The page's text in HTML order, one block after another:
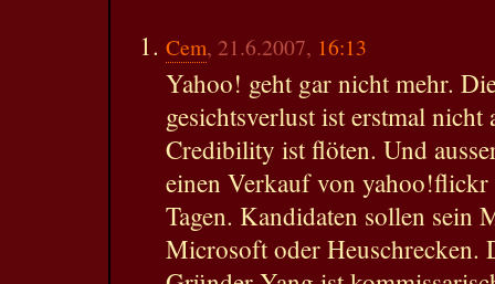
Cem, 21.6.2007, 16:13
Yahoo! geht gar nicht mehr.
gesichtsverlust ist erstmal
Credibility ist flöten. Und
einen Verkauf von
Tagen. Kandidaten sollen sein
Microsoft oder Heuschrecken.